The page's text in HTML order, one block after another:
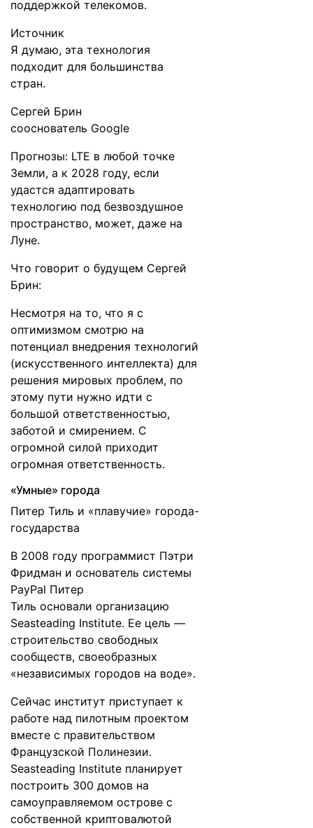
поддержкой телекомов.
Источник
Я думаю, эта технология
подходит для большинства
стран.
Сергей Брин
сооснователь Google
Прогнозы: LTE в любой точке
Земли, а к 2028 году, если
удастся адаптировать
технологию под безвоздушное
пространство, может, даже на
Луне.
Что говорит о будущем Сергей
Брин:
Несмотря на то, что я с
оптимизмом смотрю на
потенциал внедрения технологий
(искусственного интеллекта) для
решения мировых проблем, по
этому пути нужно идти с
большой ответственностью,
заботой и смирением. С
огромной силой приходит
огромная ответственность.
«Умные» города
Питер Тиль и «плавучие» города-
государства
В 2008 году программист Пэтри
Фридман и основатель системы
PayPal Питер
Тиль основали организацию
Seasteading Institute. Ее цель —
строительство свободных
сообществ, своеобразных
«независимых городов на воде».
Сейчас институт приступает к
работе над пилотным проектом
вместе с правительством
Французской Полинезии.
Seasteading Institute планирует
построить 300 домов на
самоуправляемом острове с
собственной криптовалютой